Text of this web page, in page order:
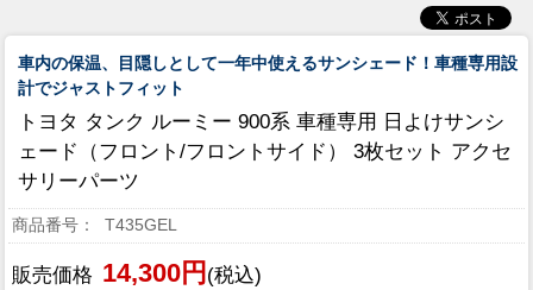
車内の保温、目隠しとして一年中使えるサンシェード！車種専用設
計でジャストフィット
トヨタ タンク ルーミー 900系 車種専用 日よけサンシ
ェード（フロント/フロントサイド） 3枚セット アクセ
サリーパーツ
T435GEL
販売価格 14,300円 (税込)